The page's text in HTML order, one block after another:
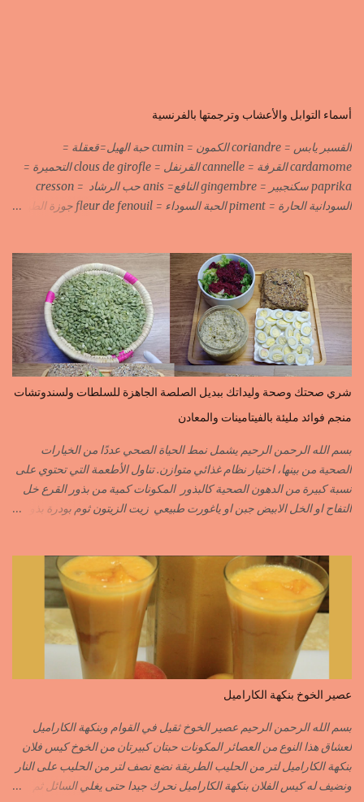
أسماء التوابل والأعشاب وترجمتها بالفرنسية
القسبر يابس = coriandre الكمون = cumin حبة الهيل=قعقلة =
cardamome القرفة = cannelle القرنفل = clous de girofle التحميرة =
paprika سكنجبير = gingembre النافع= anis حب الرشاد = cresson
السودانية الحارة = piment الحبة السوداء = fleur de fenouil جوزة الطيب
=nigelle اليبزار الأبيض=poivre blonc الخرقوم =safran des
indes=curcuma اليبزار الأسود=poivre noir زعفران=safran
جنجلان=grains de sésame الكبابة=cubèbe=piment de jamaique
بسيبيسة=macis الكوزة الصحراوية=maniguette عرق السوس=reglisse
لسان الطير=fruit de frène النافع نجيمات=badiane ظهر فلفل=poivre
long الفلفلة الحلوة……………PIMENT DOUX الفلفلة الحارة……………
القرفة……………………..CANNELLE الكمون…………………….CUMIN الفلفلة
الابزار………………………POIVRE راس الحانوت …………. RASS EL HANOUT
C’EST L ...
شري صحتك وصحة وليداتك ببديل الصلصة الجاهزة للسلطات ولسندوتشات
منجم فوائد مليئة بالفيتامينات والمعادن
بسم الله الرحمن الرحيم يشمل نمط الحياة الصحي عددًا من الخيارات
الصحية من بينها، اختيار نظام غذائي متوازن. تناول الأطعمة التي تحتوي على
نسبة كبيرة من الدهون الصحية كالبذور المكونات كمية من بذور القرع خل
التفاح او الخل الابيض جبن او ياغورت طبيعي زيت الزيتون ثوم بودرة بذور
si=EjD0K3Lgs58txUgM
عصير الخوخ بنكهة الكاراميل
بسم الله الرحمن الرحيم عصير الخوخ ثقيل في القوام وبنكهة الكاراميل
لعشاق هذا النوع من العصائر المكونات حبتان كبيرتان من الخوخ كيس فلان
بنكهة الكاراميل لتر من الحليب الطريقة نضع نصف لتر من الحليب على النار
ونضيف له كيس الفلان بنكهة الكاراميل نحرك جيدا حتى يغلي السائل ثم